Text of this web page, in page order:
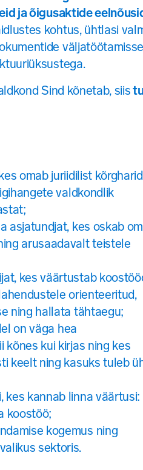
ja õigusaktide
kohtus, ühtlasi
Sind kõnetab, siis
omab juriidilist
valdkondlik
asjatundjat, kes oskab
arusaadavalt teistele
kes väärtustab
orienteeritud,
ning hallata tähtaegu;
on väga hea
kõnes kui kirjas ning kes
keelt ning kasuks tuleb
kes kannab linna väärtusi:
koostöö;
kogemus ning
sektoris.